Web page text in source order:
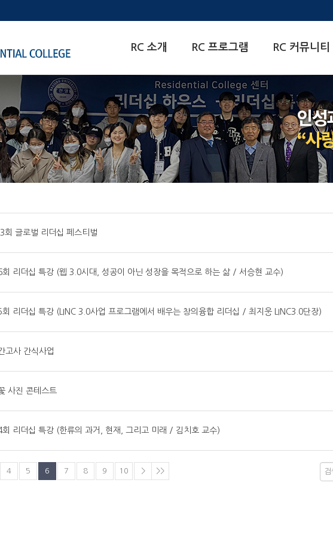
Residential
College센터
RC 소개 RC 프로그램 RC 커뮤니티
회 글로벌 리더십 페스티벌
리더십 특강 (웹 3.0시대, 성공이 아닌 성장을 목적으로 하는 삶 / 서승현 교수)
리더십 특강 (LINC 3.0사업 프로그램에서 배우는 창의융합 리더십 / 최지웅 LINC3.0단장)
고사 간식사업
사진 콘테스트
리더십 특강 (한류의 과거, 현재, 그리고 미래 / 김치호 교수)
4 5 6 7 8 9 10 > >>